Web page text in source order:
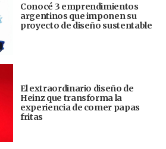
Conocé 3 emprendimientos
argentinos que imponen su
proyecto de diseño sustentable
El extraordinario diseño de
Heinz que transforma la
experiencia de comer papas
fritas